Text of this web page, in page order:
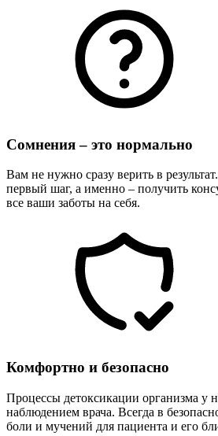
Сомнения – это нормально
Вам не нужно сразу верить в
первый шаг, а именно – получить
все ваши заботы на себя.
Комфортно и безопасно
Процессы детоксикации организма у
наблюдением врача. Всегда в
боли и мучений для пациента и его